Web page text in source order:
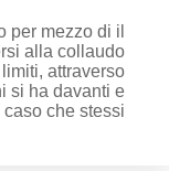
per mezzo di il
alla collaudo
attraverso
si ha davanti e
che stessi.